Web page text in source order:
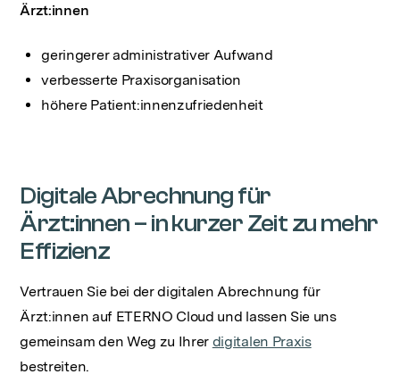
Ärzt:innen
geringerer administrativer Aufwand
verbesserte Praxisorganisation
höhere Patient:innenzufriedenheit
Digitale Abrechnung für
Ärzt:innen – in kurzer Zeit zu mehr
Effizienz
Vertrauen Sie bei der digitalen Abrechnung für
Ärzt:innen auf ETERNO Cloud und lassen Sie uns
gemeinsam den Weg zu Ihrer digitalen Praxis
bestreiten.